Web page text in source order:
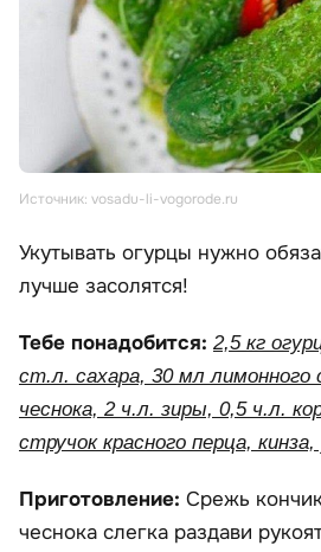
Источник: vosadu-li-vogorode.ru
Укутывать огурцы нужно
лучше засолятся!
Тебе понадобится: 2,5 кг
ст.л. сахара, 30 мл лимонного
чеснока, 2 ч.л. зиры, 0,5 ч.л.
стручок красного перца,
Приготовление: Срежь
чеснока слегка раздави